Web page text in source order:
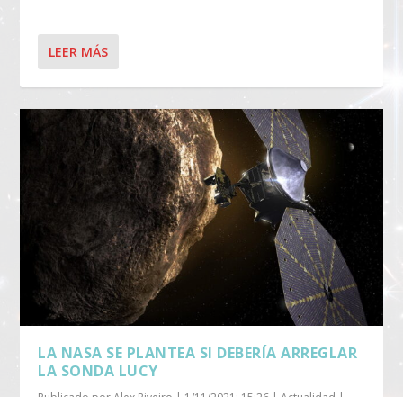
LEER MÁS
LA NASA SE PLANTEA SI DEBERÍA ARREGLAR
LA SONDA LUCY